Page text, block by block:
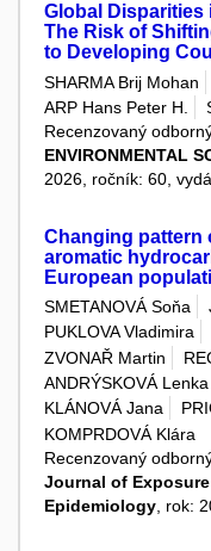
Global Disparities
The Risk of
to Developing
SHARMA Brij Mohan
ARP Hans Peter H.
Recenzovaný
ENVIRONMENTAL
2026, ročník: 60,
Changing pattern
aromatic
European
SMETANOVÁ Soňa
PUKLOVA Vladimira
ZVONAŘ Martin
ANDRÝSKOVÁ Lenka
KLÁNOVÁ Jana
KOMPRDOVÁ Klára
Recenzovaný
Journal of
Epidemiology , rok: